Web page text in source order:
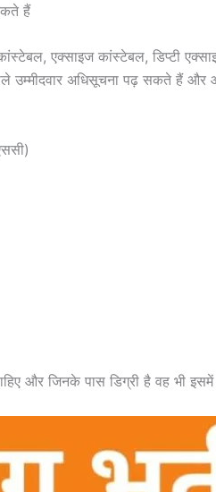
हैं
एक्साइज कांस्टेबल, डिप्टी
वाले उम्मीदवार अधिसूचना पढ़ सकते हैं
चाहिए और जिनके पास डिग्री है वह भी